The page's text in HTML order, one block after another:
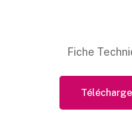
Fiche